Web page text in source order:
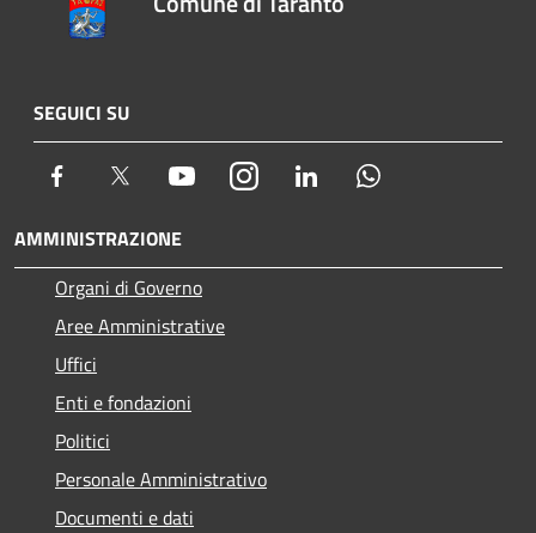
SEGUICI SU
Facebook Twitter YoutubeInstagram LinkedIn
AMMINISTRAZIONE
Organi di Governo
Aree Amministrative
Uffici
Enti e fondazioni
Politici
Personale Amministrativo
Documenti e dati